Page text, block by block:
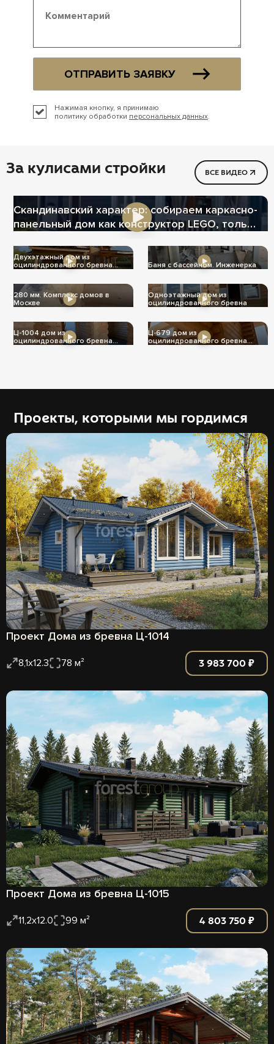
ОТПРАВИТЬ ЗАЯВКУ
Нажимая кнопку, я принимаю
политику обработки персональных данных.
За кулисами стройки ВСЕ ВИДЕО
Скандинавский характер: собираем каркасно-
панельный дом как конструктор LEGO, только
Двухэтажный дом из
оцилиндрованного бревна
Баня с бассейном. Инженерка
280 мм. Комплекс домов в
Москве
Одноэтажный дом из
оцилиндрованного бревна
Ц-1004 дом из
оцилиндрованного бревна
Ц-679 дом из
оцилиндрованного бревна
Проекты, которыми мы гордимся
Проект Дома из бревна Ц-1014
8,1х12.3 78 м² 3 983 700 ₽
Проект Дома из бревна Ц-1015
11,2х12.0 99 м² 4 803 750 ₽